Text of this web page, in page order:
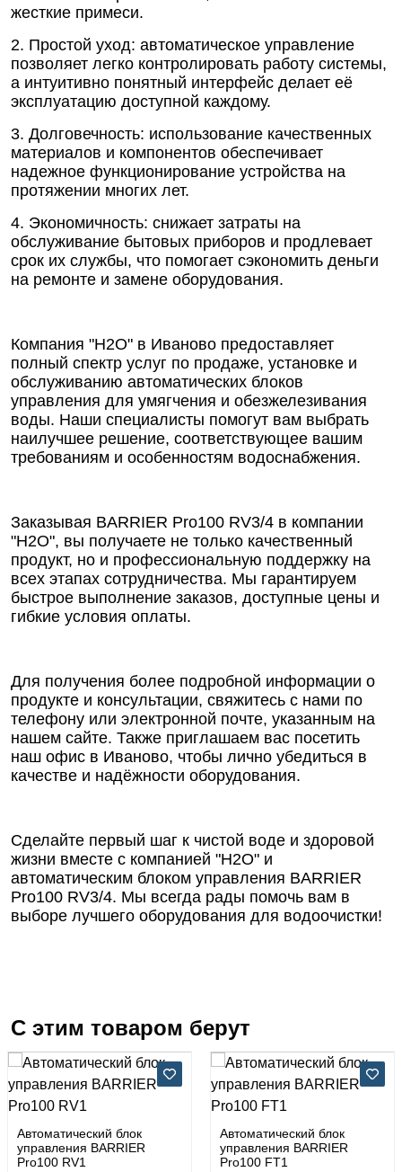
жесткие примеси.
2. Простой уход: автоматическое управление
позволяет легко контролировать работу системы,
а интуитивно понятный интерфейс делает её
эксплуатацию доступной каждому.
3. Долговечность: использование качественных
материалов и компонентов обеспечивает
надежное функционирование устройства на
протяжении многих лет.
4. Экономичность: снижает затраты на
обслуживание бытовых приборов и продлевает
срок их службы, что помогает сэкономить деньги
на ремонте и замене оборудования.
Компания "Н2О" в Иваново предоставляет
полный спектр услуг по продаже, установке и
обслуживанию автоматических блоков
управления для умягчения и обезжелезивания
воды. Наши специалисты помогут вам выбрать
наилучшее решение, соответствующее вашим
требованиям и особенностям водоснабжения.
Заказывая BARRIER Pro100 RV3/4 в компании
"Н2О", вы получаете не только качественный
продукт, но и профессиональную поддержку на
всех этапах сотрудничества. Мы гарантируем
быстрое выполнение заказов, доступные цены и
гибкие условия оплаты.
Для получения более подробной информации о
продукте и консультации, свяжитесь с нами по
телефону или электронной почте, указанным на
нашем сайте. Также приглашаем вас посетить
наш офис в Иваново, чтобы лично убедиться в
качестве и надёжности оборудования.
Сделайте первый шаг к чистой воде и здоровой
жизни вместе с компанией "Н2О" и
автоматическим блоком управления BARRIER
Pro100 RV3/4. Мы всегда рады помочь вам в
выборе лучшего оборудования для водоочистки!
С этим товаром берут
Автоматический блок
управления BARRIER
Pro100 RV1
Автоматический блок
управления BARRIER
Pro100 FT1